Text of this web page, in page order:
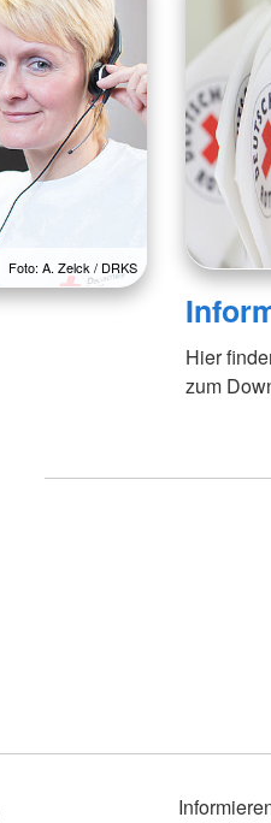
Foto: A. Zelck / DRKS
Hier
zum